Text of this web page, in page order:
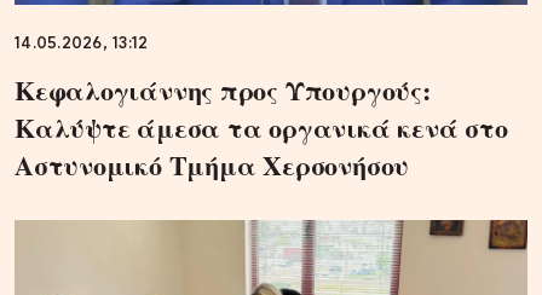
14.05.2026, 13:12
Κεφαλογιάννης προς Υπουργούς:
Καλύψτε άμεσα τα οργανικά κενά στο
Αστυνομικό Τμήμα Χερσονήσου